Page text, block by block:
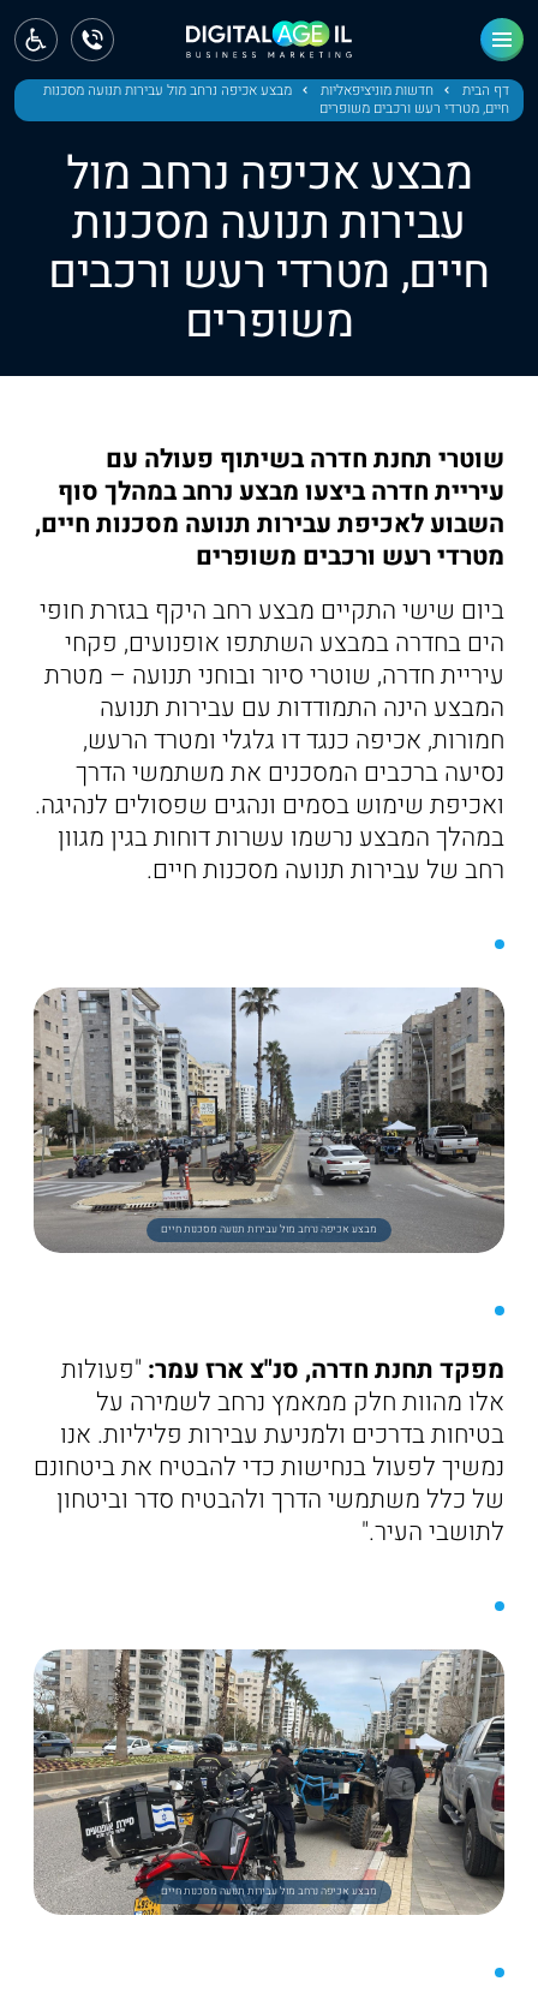
דף הבית חדשות מוניציפאליות
מבצע אכיפה נרחב מול עבירות תנועה מסכנות
חיים, מטרדי רעש ורכבים משופרים
מבצע אכיפה נרחב מול
עבירות תנועה מסכנות
חיים, מטרדי רעש ורכבים
משופרים
שוטרי תחנת חדרה בשיתוף פעולה עם
עיריית חדרה ביצעו מבצע נרחב במהלך סוף
השבוע לאכיפת עבירות תנועה מסכנות חיים,
מטרדי רעש ורכבים משופרים
ביום שישי התקיים מבצע רחב היקף בגזרת חופי
הים בחדרה במבצע השתתפו אופנועים, פקחי
עיריית חדרה, שוטרי סיור ובוחני תנועה – מטרת
המבצע הינה התמודדות עם עבירות תנועה
חמורות, אכיפה כנגד דו גלגלי ומטרד הרעש,
נסיעה ברכבים המסכנים את משתמשי הדרך
ואכיפת שימוש בסמים ונהגים שפסולים לנהיגה.
במהלך המבצע נרשמו עשרות דוחות בגין מגוון
רחב של עבירות תנועה מסכנות חיים.
מבצע אכיפה נרחב מול עבירות תנועה מסכנות חיים
מפקד תחנת חדרה, סנ"צ ארז עמר: "פעולות
אלו מהוות חלק ממאמץ נרחב לשמירה על
בטיחות בדרכים ולמניעת עבירות פליליות. אנו
נמשיך לפעול בנחישות כדי להבטיח את ביטחונם
של כלל משתמשי הדרך ולהבטיח סדר וביטחון
לתושבי העיר."
מבצע אכיפה נרחב מול עבירות תנועה מסכנות חיים
ראשי
חדשות
מחוז חיפה
מחוז מרכז
מחוז דרום